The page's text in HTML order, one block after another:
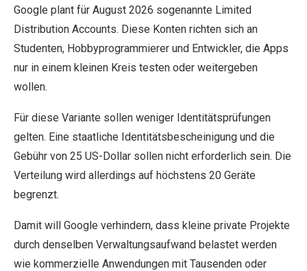
Google plant für August 2026 sogenannte Limited
Distribution Accounts. Diese Konten richten sich an
Studenten, Hobbyprogrammierer und Entwickler, die Apps
nur in einem kleinen Kreis testen oder weitergeben
wollen.
Für diese Variante sollen weniger Identitätsprüfungen
gelten. Eine staatliche Identitätsbescheinigung und die
Gebühr von 25 US-Dollar sollen nicht erforderlich sein. Die
Verteilung wird allerdings auf höchstens 20 Geräte
begrenzt.
Damit will Google verhindern, dass kleine private Projekte
durch denselben Verwaltungsaufwand belastet werden
wie kommerzielle Anwendungen mit Tausenden oder